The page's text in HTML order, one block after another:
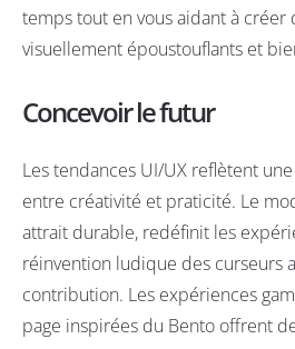
temps tout en vous aidant à créer
visuellement époustouflants et
Concevoir le futur
Les tendances UI/UX reflètent
entre créativité et praticité. Le
attrait durable, redéfinit les
réinvention ludique des curseurs
contribution. Les expériences
page inspirées du Bento offrent